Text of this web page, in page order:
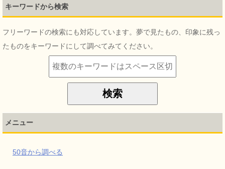
キーワードから検索
フリーワードの検索にも対応しています。夢で見たもの、印象に残っ
たものをキーワードにして調べてみてください。
メニュー
50音から調べる